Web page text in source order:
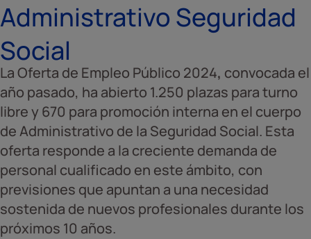
Administrativo Seguridad
Social
La Oferta de Empleo Público 2024, convocada el
año pasado, ha abierto 1.250 plazas para turno
libre y 670 para promoción interna en el cuerpo
de Administrativo de la Seguridad Social. Esta
oferta responde a la creciente demanda de
personal cualificado en este ámbito, con
previsiones que apuntan a una necesidad
sostenida de nuevos profesionales durante los
próximos 10 años.